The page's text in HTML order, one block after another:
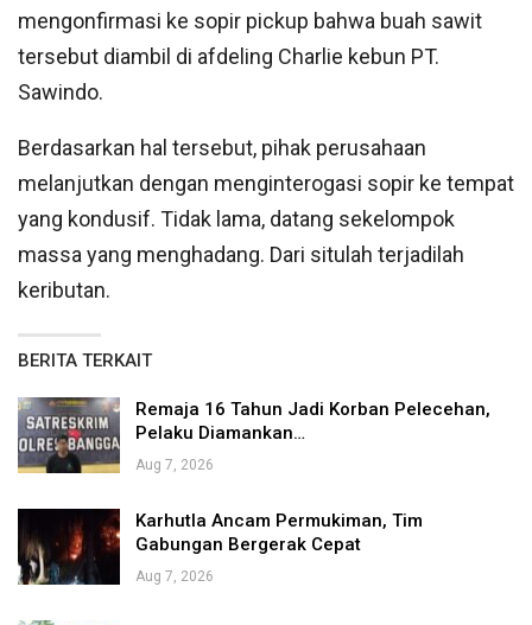
mengonfirmasi ke sopir pickup bahwa buah sawit
tersebut diambil di afdeling Charlie kebun PT.
Sawindo.
Berdasarkan hal tersebut, pihak perusahaan
melanjutkan dengan menginterogasi sopir ke tempat
yang kondusif. Tidak lama, datang sekelompok
massa yang menghadang. Dari situlah terjadilah
keributan.
BERITA TERKAIT
Remaja 16 Tahun Jadi Korban Pelecehan,
Pelaku Diamankan…
Aug 7, 2026
Karhutla Ancam Permukiman, Tim
Gabungan Bergerak Cepat
Aug 7, 2026